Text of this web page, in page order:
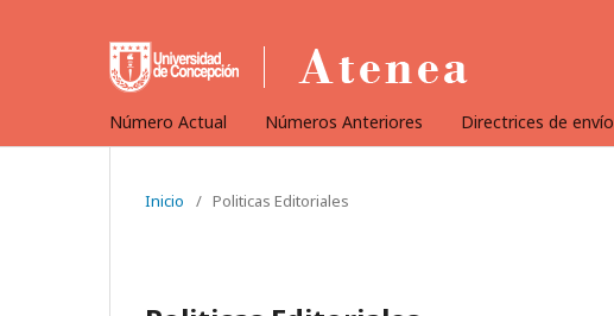
Número Actual Números Anteriores Directrices de envío
Inicio / Politicas Editoriales